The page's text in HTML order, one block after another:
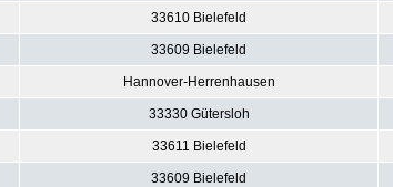
33610 Bielefeld
33609 Bielefeld
Hannover-Herrenhausen
33330 Gütersloh
33611 Bielefeld
33609 Bielefeld